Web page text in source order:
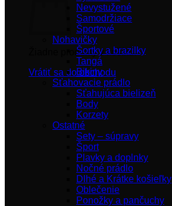
Žiadne produkty v košíku.
Vrátiť sa do obchodu
Nevystužené
Samodržiace
Športové
Nohavičky
Šortky a brazilky
Tangá
Bikiny
Sťahovacie prádlo
Sťahujúca bielizeň
Body
Korzety
Ostatné
Sety – súpravy
Šport
Plavky a doplnky
Nočné prádlo
Dlhé a Krátke košieľky
Oblečenie
Ponožky a pančuchy